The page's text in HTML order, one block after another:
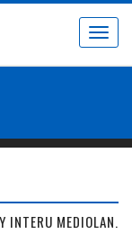
Toggle
INTERU MEDIOLAN.